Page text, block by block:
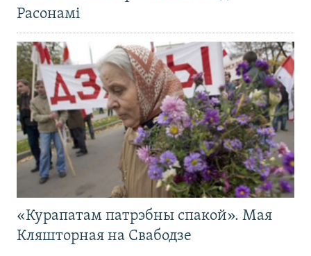
Расонамі
«Курапатам патрэбны спакой». Мая
Кляшторная на Свабодзе